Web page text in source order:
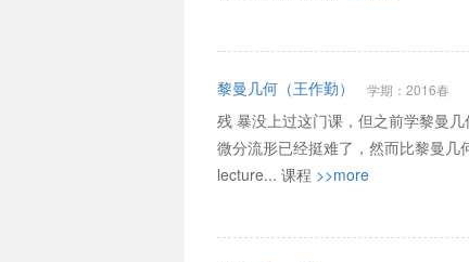
黎曼几何（王作勤） 学期：2016春
残 暴没上过这门课，但之前学黎曼
微分流形已经挺难了，然而比黎曼
lecture... 课程 >>more